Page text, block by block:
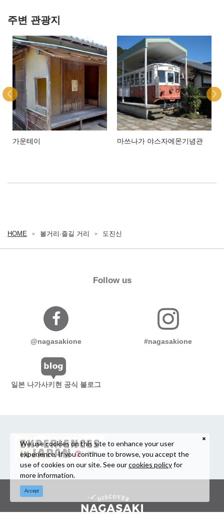
주변 관광지
가운테이 마쓰나가 야스자에몬기념관
HOME 볼거리∙즐길 거리 도진신
Follow us
@nagasakione #nagasakione
일본 나가사키현 공식 블로그
We use cookies on this site to enhance your user
experience. If you continue to browse, you accept the
use of cookies on our site. See ourcookies policyfor
more information.
Accept